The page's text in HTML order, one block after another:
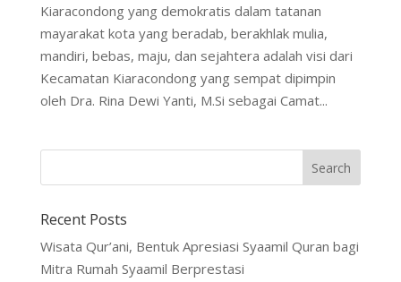
Kiaracondong yang demokratis dalam tatanan
mayarakat kota yang beradab, berakhlak mulia,
mandiri, bebas, maju, dan sejahtera adalah visi dari
Kecamatan Kiaracondong yang sempat dipimpin
oleh Dra. Rina Dewi Yanti, M.Si sebagai Camat...
Recent Posts
Wisata Qur’ani, Bentuk Apresiasi Syaamil Quran bagi
Mitra Rumah Syaamil Berprestasi